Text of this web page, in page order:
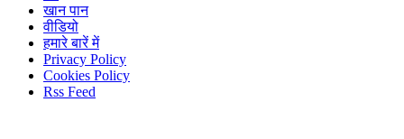
Privacy Policy
Cookies Policy
Rss Feed